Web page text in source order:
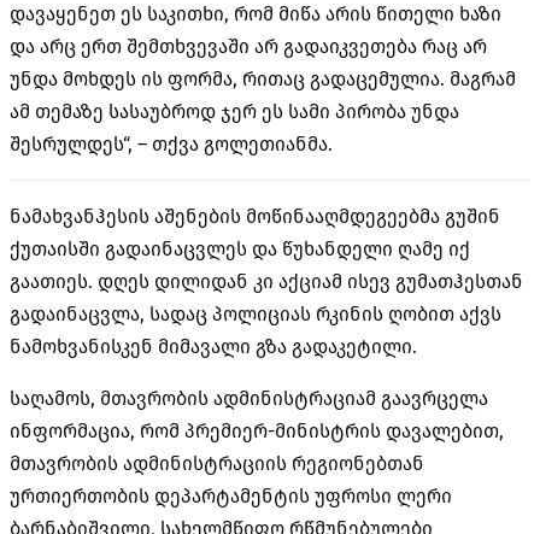
დავაყენეთ ეს საკითხი, რომ მიწა არის წითელი ხაზი
და არც ერთ შემთხვევაში არ გადაიკვეთება რაც არ
უნდა მოხდეს ის ფორმა, რითაც გადაცემულია. მაგრამ
ამ თემაზე სასაუბროდ ჯერ ეს სამი პირობა უნდა
შესრულდეს“, – თქვა გოლეთიანმა.
ნამახვანჰესის აშენების მოწინააღმდეგეებმა გუშინ
ქუთაისში გადაინაცვლეს და წუხანდელი ღამე იქ
გაათიეს. დღეს დილიდან კი აქციამ ისევ გუმათჰესთან
გადაინაცვლა, სადაც პოლიციას რკინის ღობით აქვს
ნამოხვანისკენ მიმავალი გზა გადაკეტილი.
საღამოს, მთავრობის ადმინისტრაციამ გაავრცელა
ინფორმაცია, რომ პრემიერ-მინისტრის დავალებით,
მთავრობის ადმინისტრაციის რეგიონებთან
ურთიერთობის დეპარტამენტის უფროსი ლერი
ბარნაბიშვილი, სახელმწიფო რწმუნებულები